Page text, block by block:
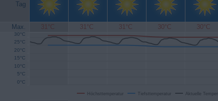
Tag
Max. 31°C 31°C 31°C 30°C 30°C
Höchsttemperatur Tiefsttemperatur Aktuelle
0°C
5°C
10°C
15°C
20°C
25°C
30°C